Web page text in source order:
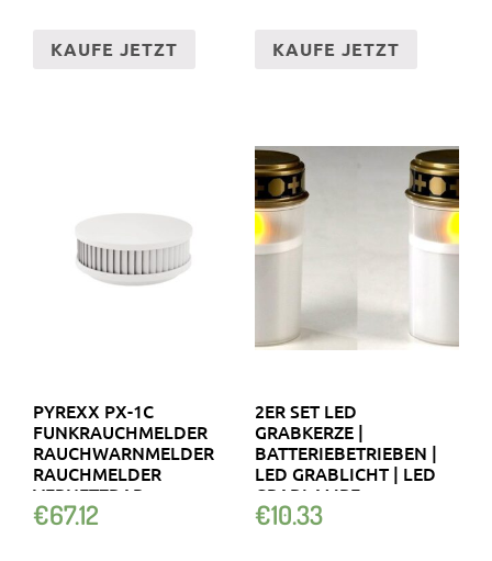
KAUFE JETZT KAUFE JETZT
PYREXX PX-1C
FUNKRAUCHMELDER
RAUCHWARNMELDER
RAUCHMELDER
VERNETZBAR
€67.12
2ER SET LED
GRABKERZE |
BATTERIEBETRIEBEN |
LED GRABLICHT | LED
GRABLAMPE
€10.33